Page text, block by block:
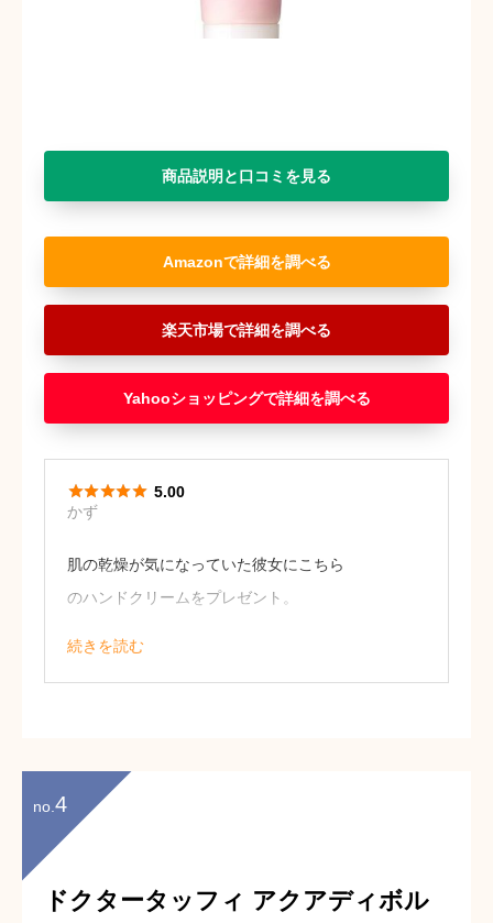
商品説明と口コミを見る
Amazon
楽天市場
Yahooショッピング
肌の乾燥が気になっていた彼女にこちら
のハンドクリームをプレゼント。
続きを読む
かず
 5.00
no. 4
ドクタータッフィ アクアディボル